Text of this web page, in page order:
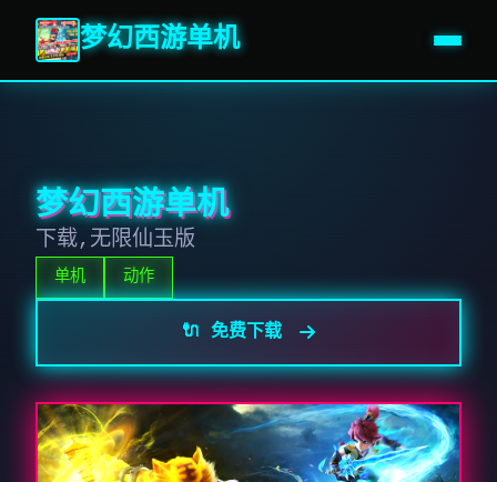
梦幻西游单机
梦幻西游单机
下载,无限仙玉版
单机 动作
🔌 免费下载